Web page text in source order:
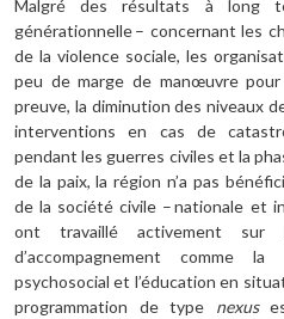
Malgré des résultats à long
générationnelle – concernant les
de la violence sociale, les
peu de marge de manœuvre
preuve, la diminution des niveaux
interventions en cas de
pendant les guerres civiles et la
de la paix, la région n’a pas
de la société civile – nationale et
ont travaillé activement sur
d’accompagnement comme
psychosocial et l’éducation en
programmation de type nexus